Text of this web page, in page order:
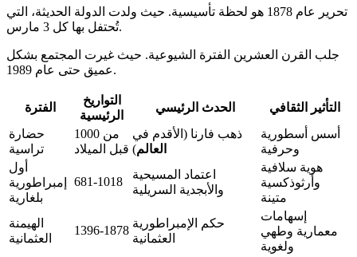
تحرير عام 1878 هو لحظة تأسيسية. حيث ولدت الدولة الحديثة، التي
تُحتفل بها كل 3 مارس.
جلب القرن العشرين الفترة الشيوعية. حيث غيرت المجتمع بشكل
عميق حتى عام 1989.
الفترة
التواريخ
الرئيسية
الحدث الرئيسي
التأثير الثقافي
حضارة
تراسية
من 1000
قبل الميلاد
ذهب فارنا (الأقدم في
العالم)
أسس أسطورية
وحرفية
أول
إمبراطورية
بلغارية
681-1018
اعتماد المسيحية
والأبجدية السريلية
هوية سلافية
وأرثوذكسية
متينة
الهيمنة
العثمانية
1396-1878
حكم الإمبراطورية
العثمانية
إسهامات
معمارية وطهي
ولغوية